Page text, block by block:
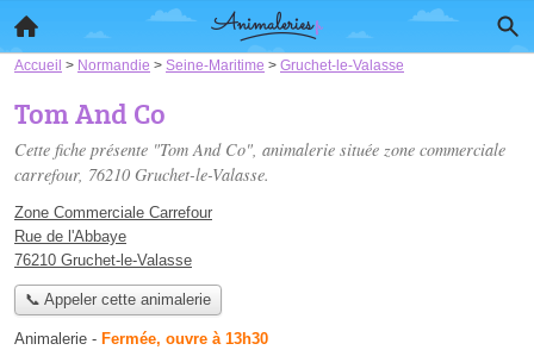
Accueil > Normandie > Seine-Maritime > Gruchet-le-Valasse
Tom And Co
Cette fiche présente "Tom And Co", animalerie située zone commerciale
carrefour, 76210 Gruchet-le-Valasse.
Zone Commerciale Carrefour
Rue de l'Abbaye
76210 Gruchet-le-Valasse
📞 Appeler cette animalerie
Animalerie - Fermée, ouvre à 13h30